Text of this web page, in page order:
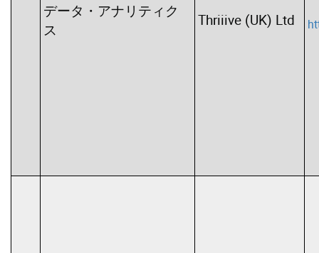
データ・アナリティク
ス
Thriiive (UK) Ltd